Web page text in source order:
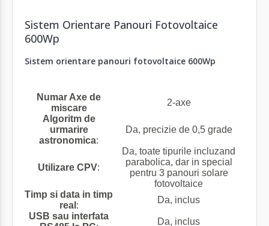
Sistem Orientare Panouri Fotovoltaice
600Wp
Sistem orientare panouri fotovoltaice 600Wp
Numar Axe de
miscare
2-axe
Algoritm de
urmarire
astronomica:
Da, precizie de 0,5 grade
Utilizare CPV:
Da, toate tipurile incluzand
parabolica, dar in special
pentru 3 panouri solare
fotovoltaice
Timp si data in timp
real :
Da, inclus
USB sau interfata
Da, inclus